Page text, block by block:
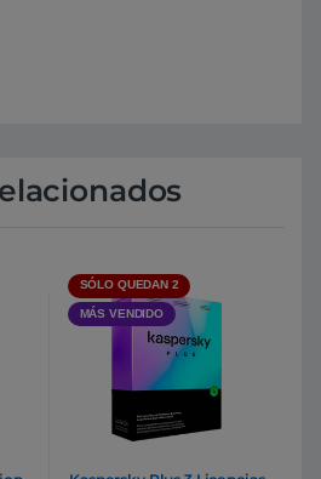
SÓLO QUEDAN 2
MÁS VENDIDO